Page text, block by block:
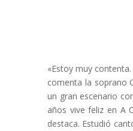
«Estoy muy
comenta la soprano
un gran escenario
años vive feliz en A
destaca. Estudió